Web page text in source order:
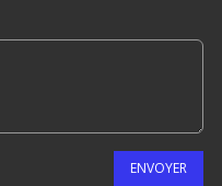
ENVOYER